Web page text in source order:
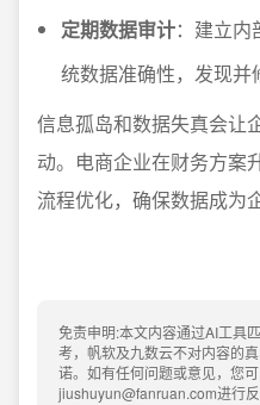
定期数据审计：建立
统数据准确性，发现并
信息孤岛和数据失真会让
动。电商企业在财务方案
流程优化，确保数据成为
免责申明:本文内容通过AI工具
考，帆软及九数云不对内容的
诺。如有任何问题或意见，您
jiushuyun@fanruan.com进行